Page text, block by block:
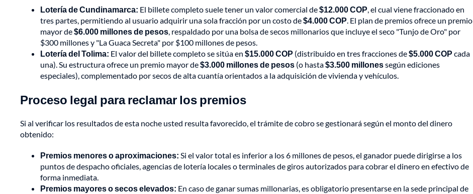
Lotería de Cundinamarca: El billete completo suele tener un valor comercial de$12.000 COP, el cual viene fraccionado en
tres partes, permitiendo al usuario adquirir una sola fracción por un costo de$4.000 COP. El plan de premios ofrece un premio
mayor de$6.000 millones de pesos, respaldado por una bolsa de secos millonarios que incluye el seco "Tunjo de Oro" por
$300 millones y "La Guaca Secreta" por $100 millones de pesos.
Lotería del Tolima: El valor del billete completo se sitúa en $15.000 COP (distribuido en tres fracciones de$5.000 COP cada
una). Su estructura ofrece un premio mayor de$3.000 millones de pesos (o hasta$3.500 millonessegún ediciones
especiales), complementado por secos de alta cuantía orientados a la adquisición de vivienda y vehículos.
Proceso legal para reclamar los premios
Si al verificar los resultados de esta noche usted resulta favorecido, el trámite de cobro se gestionará según el monto del dinero
obtenido:
Premios menores o aproximaciones: Si el valor total es inferior a los 6 millones de pesos, el ganador puede dirigirse a los
puntos de despacho oficiales, agencias de lotería locales o terminales de giros autorizados para cobrar el dinero en efectivo de
forma inmediata.
Premios mayores o secos elevados: En caso de ganar sumas millonarias, es obligatorio presentarse en la sede principal de